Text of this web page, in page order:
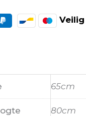
Veilig
65cm
80cm